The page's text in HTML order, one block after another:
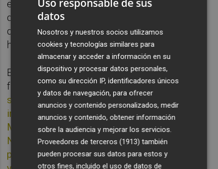
esta táctica les convierte en un acto de fé
que muchos valencianistas no están
dispuestos a abrazar. Más dudas en el
horizonte.
El tercer invitado a la fiesta de cumpleaños
fue el alcalde de València,Joan Ribó. Tras
semanas de duras declaraciones
institucionales en contra de la inacción de
Meriton con la reanudación de las obras del
Nou Mestalla como condición sine qua non
para salvar la ATE, ayer hubo un sorpresivo
Uso responsable de sus
datos
Nosotros y nuestros socios utilizamos
cookies y tecnologías similares para
almacenar y acceder a información en su
dispositivo y procesar datos personales,
como su dirección IP, identificadores únicos
y datos de navegación, para ofrecer
anuncios y contenido personalizados, medir
anuncios y contenido, obtener información
sobre la audiencia y mejorar los servicios.
Proveedores de terceros (1913) también
pueden procesar sus datos para estos y
otros fines, incluido el uso de datos de